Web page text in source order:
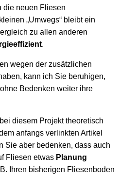
die neuen Fliesen
„Umwegs“ bleibt ein
zu allen anderen
.
wegen der zusätzlichen
kann ich Sie beruhigen,
Bedenken weiter ihre
diesem Projekt theoretisch
anfangs verlinkten Artikel
Sie aber bedenken, dass auch
Fliesen etwas Planung
Ihren bisherigen Fliesenboden